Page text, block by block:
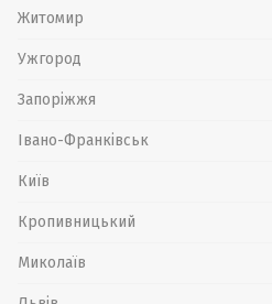
Житомир
Ужгород
Запоріжжя
Івано-Франківськ
Київ
Кропивницький
Миколаїв